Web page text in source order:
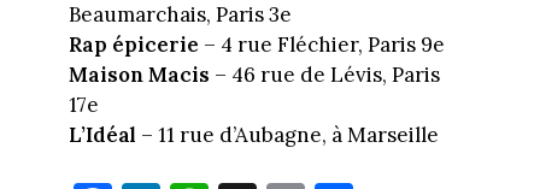
Beaumarchais, Paris 3e
Rap épicerie – 4 rue Fléchier, Paris 9e
Maison Macis – 46 rue de Lévis, Paris
17e
L’Idéal – 11 rue d’Aubagne, à Marseille